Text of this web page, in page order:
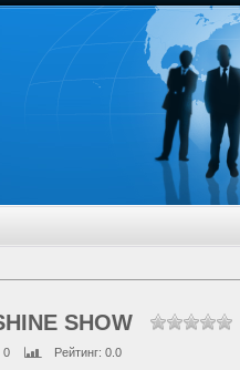
SHOW
0 Рейтинг: 0.0